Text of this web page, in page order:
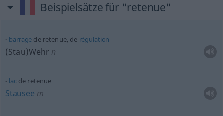
Beispielsätze für "retenue"
barrage de retenue, de régulation
(Stau)Wehr n
lacde retenue
Stausee m